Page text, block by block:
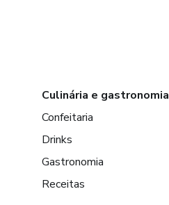
Culinária e gastronomia
Confeitaria
Drinks
Gastronomia
Receitas